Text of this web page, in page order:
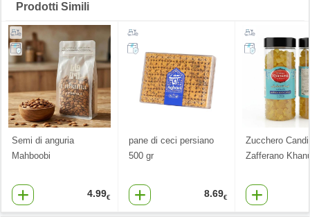
Prodotti Simili
Semi di anguria
Mahboobi
4.99€
pane di ceci persiano
500 gr
8.69€
Zucchero
Zafferano